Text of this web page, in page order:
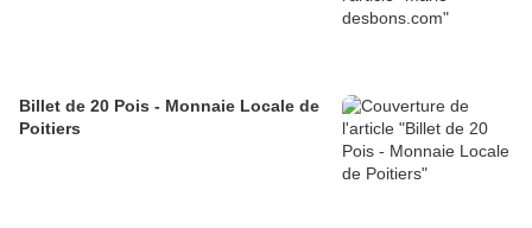
Billet de 20 Pois - Monnaie Locale de
Poitiers